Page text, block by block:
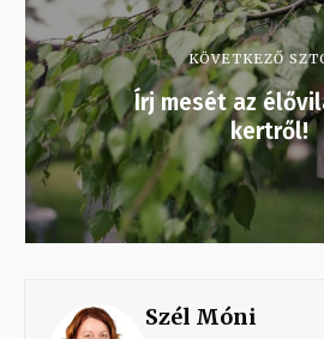
KÖVETKEZŐ
Írj mesét az
kertről!
Szél Móni